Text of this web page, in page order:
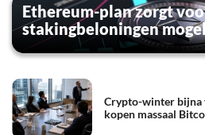
Ethereum-plan zorgt
stakingbeloningen
Crypto-winter bijna
kopen massaal